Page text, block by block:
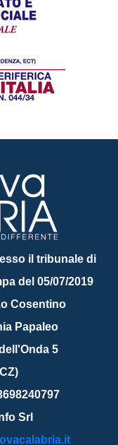
il tribunale di
del 05/07/2019
Cosentino
Papaleo
5
Srl